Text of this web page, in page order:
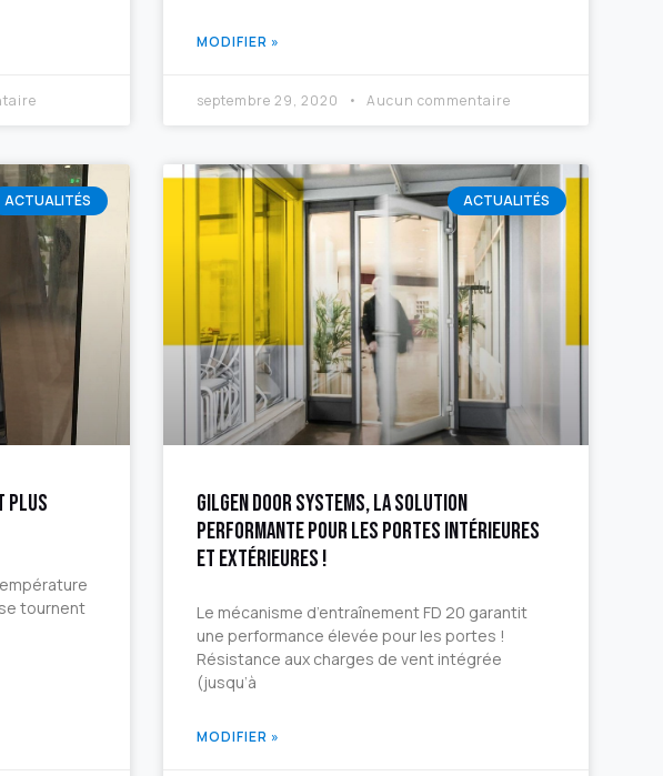
MODIFIER »
septembre 29, 2020 Aucun commentaire
ACTUALITÉS
plus
tournent
ACTUALITÉS
Gilgen Door Systems, la solution
performante pour les portes intérieures
et extérieures !
Le mécanisme d’entraînement FD 20 garantit
une performance élevée pour les portes !
Résistance aux charges de vent intégrée
(jusqu’à
MODIFIER »